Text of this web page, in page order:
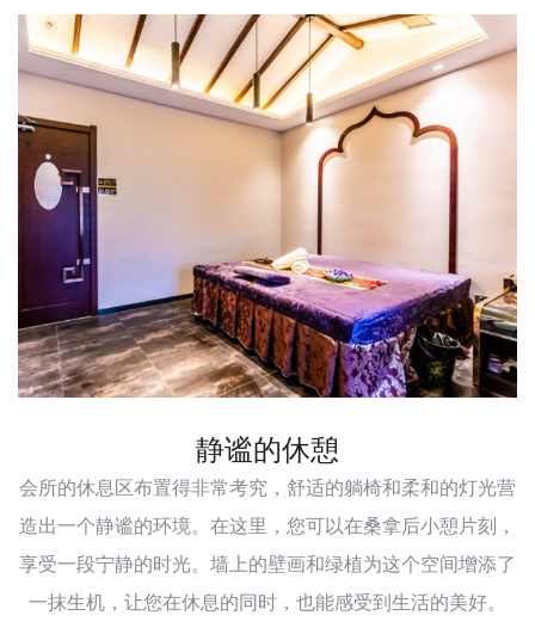
静谧的休憩
会所的休息区布置得非常考究，舒适的躺椅和柔和的灯光营
造出一个静谧的环境。在这里，您可以在桑拿后小憩片刻，
享受一段宁静的时光。墙上的壁画和绿植为这个空间增添了
一抹生机，让您在休息的同时，也能感受到生活的美好。